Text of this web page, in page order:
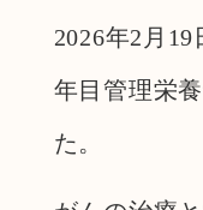
2026年2月
年目管理栄
た。